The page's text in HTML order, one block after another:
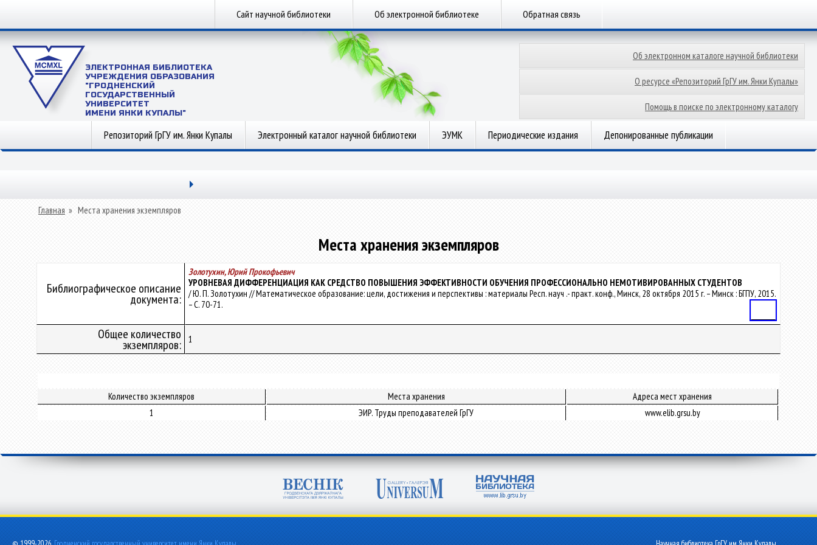
Сайт научной библиотеки Об электронной библиотеке Обратная связь
ЭЛЕКТРОННАЯ БИБЛИОТЕКА
УЧРЕЖДЕНИЯ ОБРАЗОВАНИЯ
"ГРОДНЕНСКИЙ
ГОСУДАРСТВЕННЫЙ
УНИВЕРСИТЕТ
ИМЕНИ ЯНКИ КУПАЛЫ"
Об электронном каталоге научной библиотеки
О ресурсе «Репозиторий ГрГУ им. Янки Купалы»
Помощь в поиске по электронному каталогу
Репозиторий ГрГУ им. Янки Купалы Электронный каталог научной библиотеки ЭУМК Периодические издания Депонированные публикации
Главная » Места хранения экземпляров
Места хранения экземпляров
Библиографическое описание
документа:
Золотухин, Юрий Прокофьевич
УРОВНЕВАЯ ДИФФЕРЕНЦИАЦИЯ КАК СРЕДСТВО ПОВЫШЕНИЯ ЭФФЕКТИВНОСТИ ОБУЧЕНИЯ ПРОФЕССИОНАЛЬНО НЕМОТИВИРОВАННЫХ СТУДЕНТОВ
/ Ю. П. Золотухин // Математическое образование: цели, достижения и перспективы : материалы Респ. науч .- практ. конф., Минск, 28 октября 2015 г. – Минск : БГПУ, 2015.
– С. 70-71.
Общее количество
экземпляров: 1
Количество экземпляров Места хранения
Адреса мест хранения
1
ЭИР. Труды преподавателей ГрГУ www.elib.grsu.by